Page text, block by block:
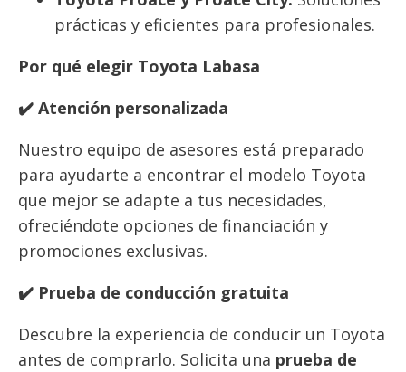
prácticas y eficientes para profesionales.
Por qué elegir Toyota Labasa
✔️ Atención personalizada
Nuestro equipo de asesores está preparado
para ayudarte a encontrar el modelo Toyota
que mejor se adapte a tus necesidades,
ofreciéndote opciones de financiación y
promociones exclusivas.
✔️ Prueba de conducción gratuita
Descubre la experiencia de conducir un Toyota
antes de comprarlo. Solicita una prueba de